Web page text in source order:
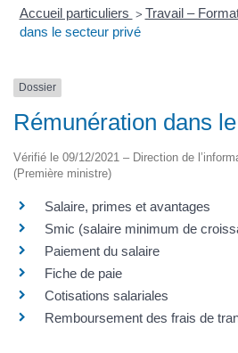
Accueil particuliers > Travail –
dans le secteur privé
Dossier
Rémunération dans
Vérifié le 09/12/2021 – Direction de
(Première ministre)
Salaire, primes et avantages
Smic (salaire minimum de
Paiement du salaire
Fiche de paie
Cotisations salariales
Remboursement des frais de